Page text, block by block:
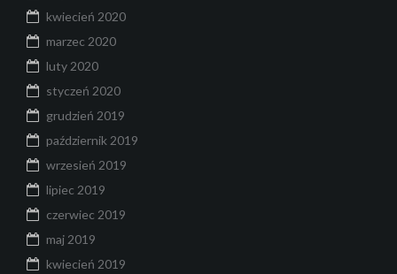
kwiecień 2020
marzec 2020
luty 2020
styczeń 2020
grudzień 2019
październik 2019
wrzesień 2019
lipiec 2019
czerwiec 2019
maj 2019
kwiecień 2019